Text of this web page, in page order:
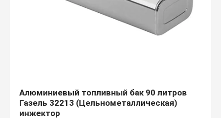
Алюминиевый топливный бак 90 литров
Газель 32213 (Цельнометаллическая)
инжектор